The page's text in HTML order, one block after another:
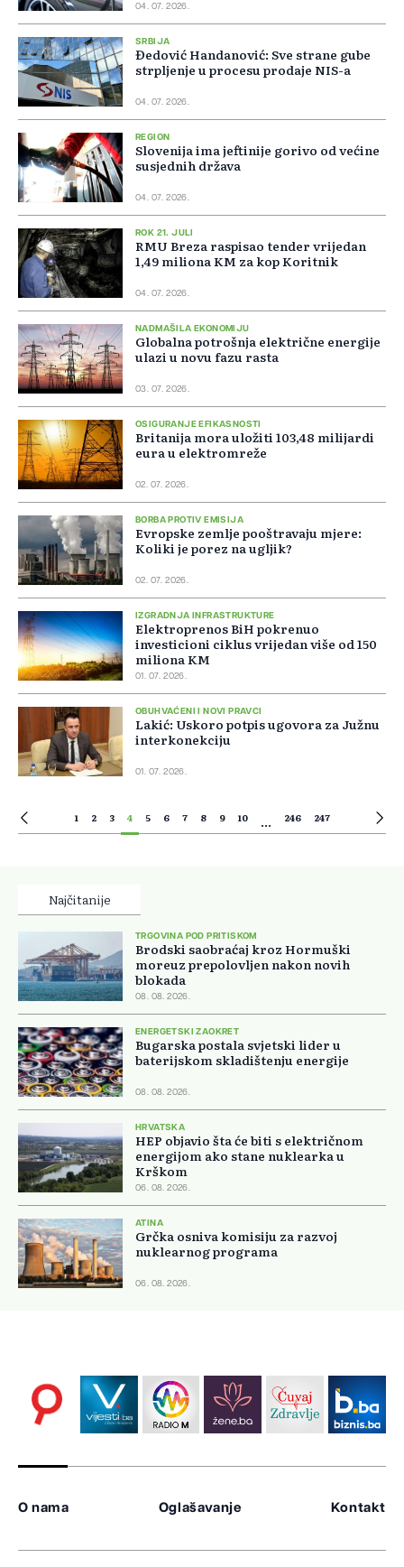
04. 07. 2026.
SRBIJA
Đedović Handanović: Sve strane gube
strpljenje u procesu prodaje NIS-a
04. 07. 2026.
REGION
Slovenija ima jeftinije gorivo od većine
susjednih država
04. 07. 2026.
ROK 21. JULI
RMU Breza raspisao tender vrijedan
1,49 miliona KM za kop Koritnik
04. 07. 2026.
NADMAŠILA EKONOMIJU
Globalna potrošnja električne energije
ulazi u novu fazu rasta
03. 07. 2026.
OSIGURANJE EFIKASNOSTI
Britanija mora uložiti 103,48 milijardi
eura u elektromreže
02. 07. 2026.
BORBA PROTIV EMISIJA
Evropske zemlje pooštravaju mjere:
Koliki je porez na ugljik?
02. 07. 2026.
IZGRADNJA INFRASTRUKTURE
Elektroprenos BiH pokrenuo
investicioni ciklus vrijedan više od 150
miliona KM
01. 07. 2026.
OBUHVAĆENI I NOVI PRAVCI
Lakić: Uskoro potpis ugovora za Južnu
interkonekciju
01. 07. 2026.
1 2 3 4 5 6 7 8 9 10 ... 246 247
Najčitanije
TRGOVINA POD PRITISKOM
Brodski saobraćaj kroz Hormuški
moreuz prepolovljen nakon novih
blokada
08. 08. 2026.
ENERGETSKI ZAOKRET
Bugarska postala svjetski lider u
baterijskom skladištenju energije
08. 08. 2026.
HRVATSKA
HEP objavio šta će biti s električnom
energijom ako stane nuklearka u
Krškom
06. 08. 2026.
ATINA
Grčka osniva komisiju za razvoj
nuklearnog programa
06. 08. 2026.
O nama Oglašavanje Kontakt